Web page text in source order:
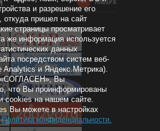
и разрешение его
откуда пришел на сайт
страницы просматривает
же информация используется
данных
посредством систем веб-
Analytics и Яндекс.Метрика).
«СОГЛАСЕН», Вы
что Вы проинформированы
cookies на нашем сайте.
Вы можете в настройках
Политика конфиденциальности.